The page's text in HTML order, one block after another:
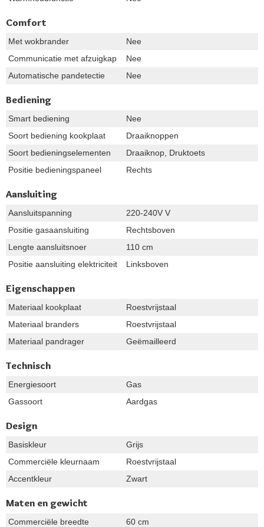
Comfort
Met wokbrander
Nee
Communicatie met afzuigkap
Nee
Automatische pandetectie
Nee
Bediening
Smart bediening
Nee
Soort bediening kookplaat
Draaiknoppen
Soort bedieningselementen
Draaiknop, Druktoets
Positie bedieningspaneel
Rechts
Aansluiting
Aansluitspanning
220-240V V
Positie gasaansluiting
Rechtsboven
Lengte aansluitsnoer
110 cm
Positie aansluiting elektriciteit
Linksboven
Eigenschappen
Materiaal kookplaat
Roestvrijstaal
Materiaal branders
Roestvrijstaal
Materiaal pandrager
Geëmailleerd
Technisch
Energiesoort
Gas
Gassoort
Aardgas
Design
Basiskleur
Grijs
Commerciële kleurnaam
Roestvrijstaal
Accentkleur
Zwart
Maten en gewicht
Commerciële breedte
60 cm